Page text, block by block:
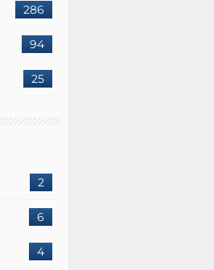
286
94
25
2
6
4